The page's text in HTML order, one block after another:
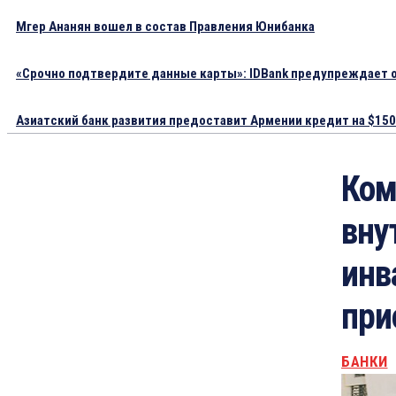
Мгер Ананян вошел в состав Правления Юнибанка
«Срочно подтвердите данные карты»: IDBank предупреждает
Азиатский банк развития предоставит Армении кредит на
БАНКИ